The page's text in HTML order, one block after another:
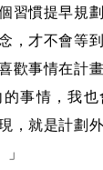
習慣提早規
，才不會等
歡事情在計
事情，我
，就是計劃